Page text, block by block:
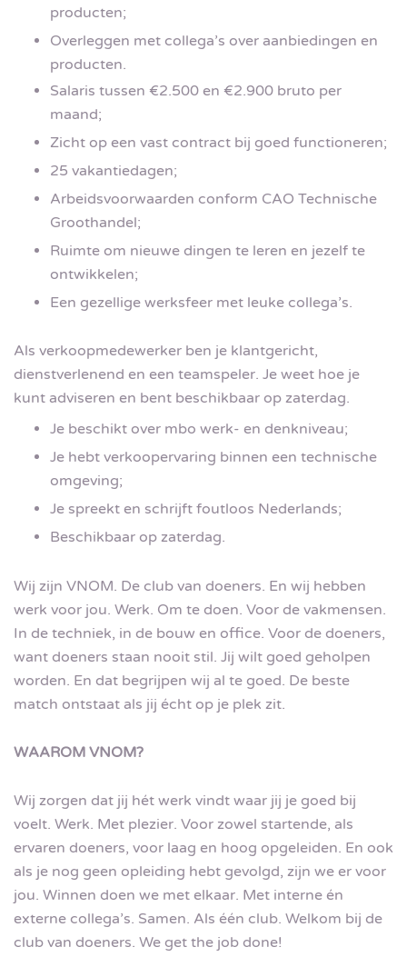
producten;
Overleggen met collega’s over aanbiedingen en
producten.
Salaris tussen €2.500 en €2.900 bruto per
maand;
Zicht op een vast contract bij goed functioneren;
25 vakantiedagen;
Arbeidsvoorwaarden conform CAO Technische
Groothandel;
Ruimte om nieuwe dingen te leren en jezelf te
ontwikkelen;
Een gezellige werksfeer met leuke collega’s.
Als verkoopmedewerker ben je klantgericht,
dienstverlenend en een teamspeler. Je weet hoe je
kunt adviseren en bent beschikbaar op zaterdag.
Je beschikt over mbo werk- en denkniveau;
Je hebt verkoopervaring binnen een technische
omgeving;
Je spreekt en schrijft foutloos Nederlands;
Beschikbaar op zaterdag.
Wij zijn VNOM. De club van doeners. En wij hebben
werk voor jou. Werk. Om te doen. Voor de vakmensen.
In de techniek, in de bouw en office. Voor de doeners,
want doeners staan nooit stil. Jij wilt goed geholpen
worden. En dat begrijpen wij al te goed. De beste
match ontstaat als jij écht op je plek zit.
WAAROM VNOM?
Wij zorgen dat jij hét werk vindt waar jij je goed bij
voelt. Werk. Met plezier. Voor zowel startende, als
ervaren doeners, voor laag en hoog opgeleiden. En ook
als je nog geen opleiding hebt gevolgd, zijn we er voor
jou. Winnen doen we met elkaar. Met interne én
externe collega’s. Samen. Als één club. Welkom bij de
club van doeners. We get the job done!